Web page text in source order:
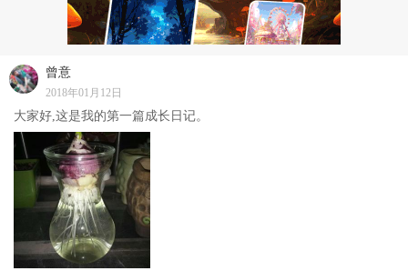
曾意
2018年01月12日
大家好,这是我的第一篇成长日记。